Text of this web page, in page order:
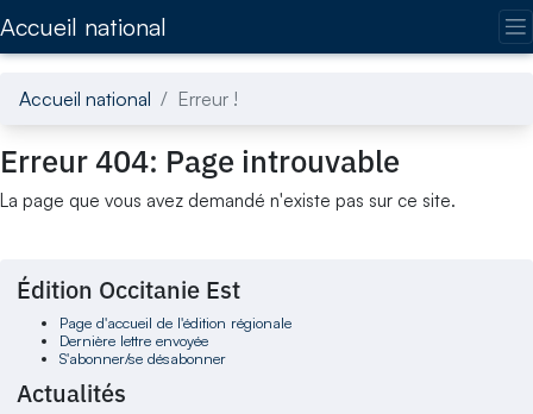
Accueil national
Accueil national Erreur !
Erreur 404: Page introuvable
La page que vous avez demandé n'existe pas sur ce site.
Édition Occitanie Est
Page d'accueil de l'édition régionale
Dernière lettre envoyée
S'abonner/se désabonner
Actualités